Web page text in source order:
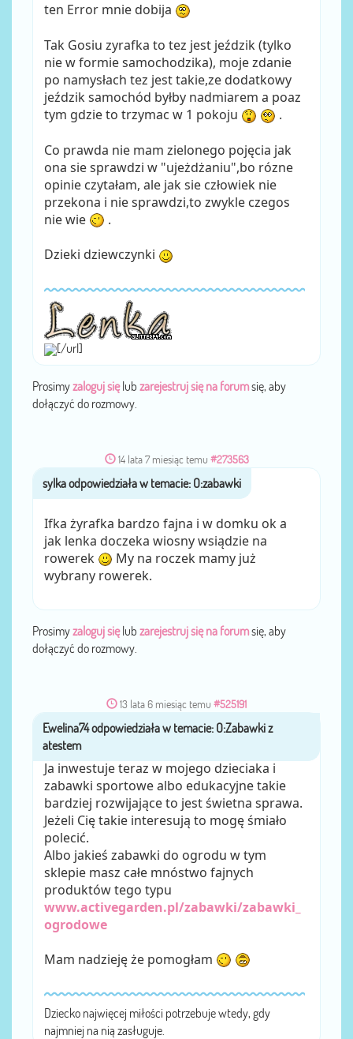
ten Error mnie dobija
Tak Gosiu zyrafka to tez jest jeździk (tylko
nie w formie samochodzika), moje zdanie
po namysłach tez jest takie,ze dodatkowy
jeździk samochód byłby nadmiarem a poaz
tym gdzie to trzymac w 1 pokoju
.
Co prawda nie mam zielonego pojęcia jak
ona sie sprawdzi w "ujeżdżaniu",bo rózne
opinie czytałam, ale jak sie człowiek nie
przekona i nie sprawdzi,to zwykle czegos
nie wie
.
Dzieki dziewczynki
[/url]
Prosimyzaloguj sięlub zarejestruj się na forumsię, aby
dołączyć do rozmowy.
14 lata 7 miesiąc temu #273563
przezsylka
Ifka żyrafka bardzo fajna i w domku ok a
jak lenka doczeka wiosny wsiądzie na
rowerek
My na roczek mamy już
wybrany rowerek.
Prosimyzaloguj sięlub zarejestruj się na forumsię, aby
dołączyć do rozmowy.
13 lata 6 miesiąc temu #525191
przezEwelina74
Ja inwestuje teraz w mojego dzieciaka i
zabawki sportowe albo edukacyjne takie
bardziej rozwijające to jest świetna sprawa.
Jeżeli Cię takie interesują to mogę śmiało
polecić.
Albo jakieś zabawki do ogrodu w tym
sklepie masz całe mnóstwo fajnych
produktów tego typu
www.activegarden.pl/zabawki/zabawki_
ogrodowe
Mam nadzieję że pomogłam
Dziecko najwięcej miłości potrzebuje wtedy, gdy
najmniej na nią zasługuje.